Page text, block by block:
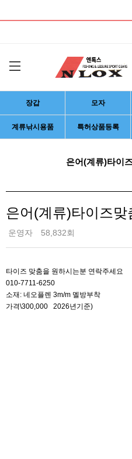
장갑 모자
계류낚시용품 특허상품등록
은어(계류)타이
은어(계류)타이즈맞
운영자 58,832회
​타이즈 맞춤을 원하시는분 연락주세요
010-7711-6250
소재: 네오플렌 3m/m 멜방부착
가격\300,000 2026년기준)